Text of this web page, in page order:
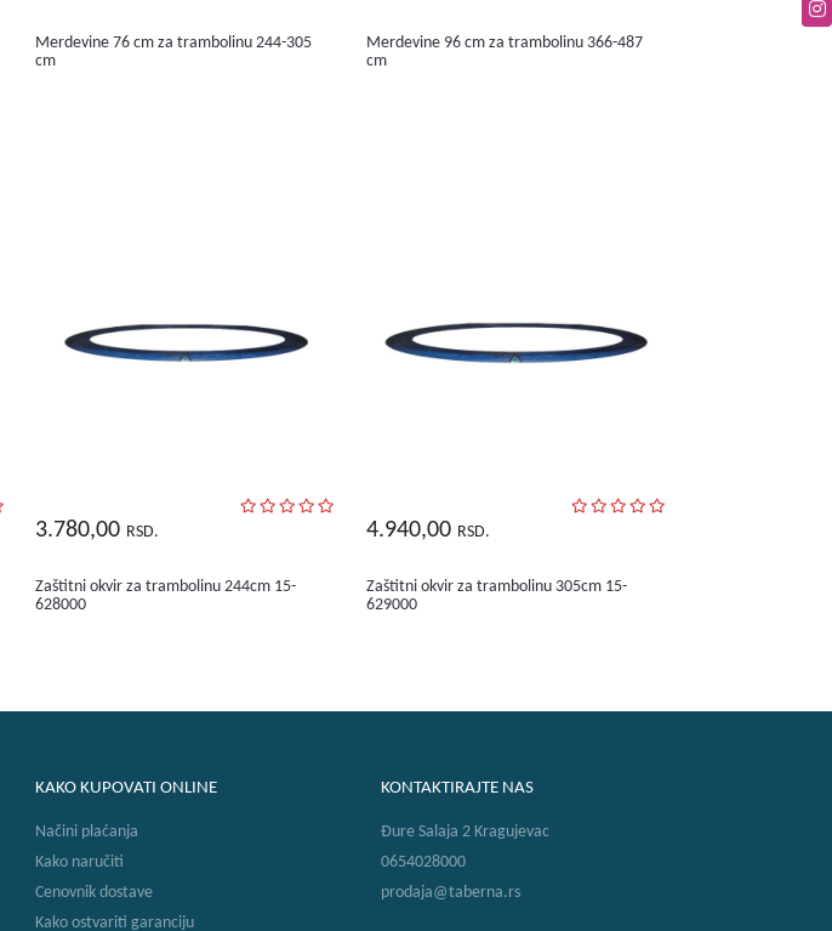
Merdevine 76 cm za trambolinu 244-305
cm
Merdevine 96 cm za trambolinu 366-487
cm
3.780,00 RSD.
Zaštitni okvir za trambolinu 244cm 15-
628000
4.940,00 RSD.
Zaštitni okvir za trambolinu 305cm 15-
629000
KAKO KUPOVATI ONLINE
Načini plaćanja
Kako naručiti
Cenovnik dostave
Kako ostvariti garanciju
KONTAKTIRAJTE NAS
Đure Salaja 2 Kragujevac
0654028000
prodaja@taberna.rs